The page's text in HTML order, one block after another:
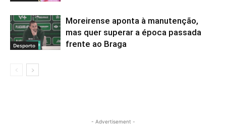
Desporto
Moreirense aponta à manutenção,
mas quer superar a época passada
frente ao Braga
- Advertisement -